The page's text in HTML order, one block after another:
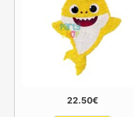
22.50€